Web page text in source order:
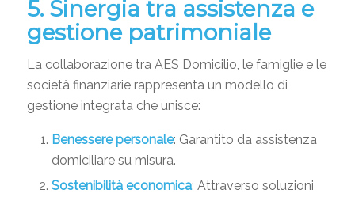
5. Sinergia tra assistenza e
gestione patrimoniale
La collaborazione tra AES Domicilio, le famiglie e le
società finanziarie rappresenta un modello di
gestione integrata che unisce:
Benessere personale: Garantito da assistenza
domiciliare su misura.
Sostenibilità economica: Attraverso soluzioni